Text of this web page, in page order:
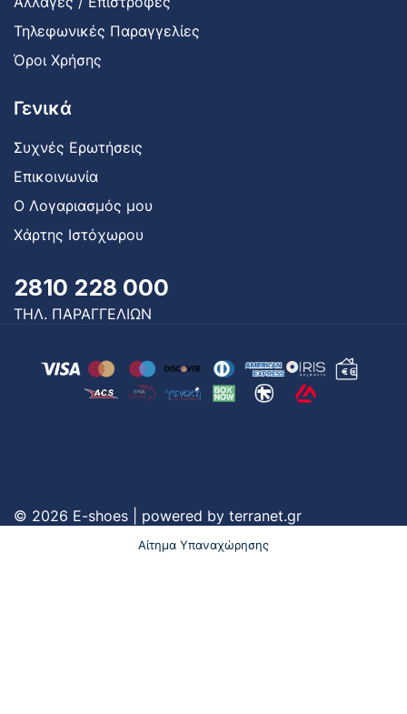
Τηλεφωνικές Παραγγελίες
Όροι Χρήσης
Γενικά
Συχνές Ερωτήσεις
Επικοινωνία
Ο Λογαριασμός μου
Χάρτης Ιστόχωρου
2810 228 000
ΤΗΛ. ΠΑΡΑΓΓΕΛΙΩΝ
© 2026 E-shoes | powered by terranet.gr
Αίτημα Υπαναχώρησης